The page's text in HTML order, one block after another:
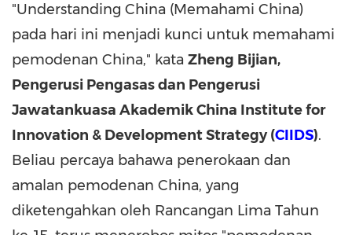
"Understanding China (Memahami China)
pada hari ini menjadi kunci untuk memahami
pemodenan China," kata Zheng Bijian,
Pengerusi Pengasas dan Pengerusi
Jawatankuasa Akademik China Institute for
Innovation & Development Strategy (CIIDS).
Beliau percaya bahawa penerokaan dan
amalan pemodenan China, yang
diketengahkan oleh Rancangan Lima Tahun